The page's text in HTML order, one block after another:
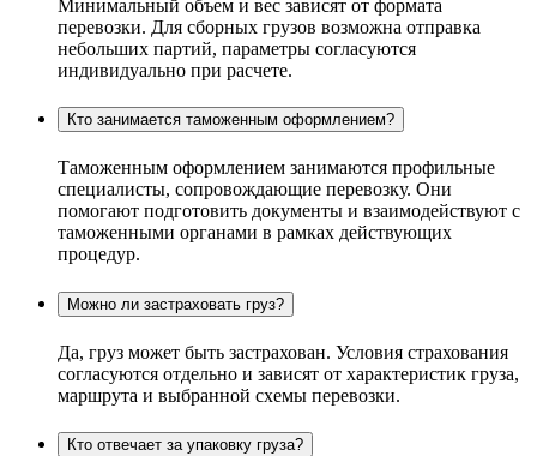
Минимальный объем и вес зависят от формата
перевозки. Для сборных грузов возможна отправка
небольших партий, параметры согласуются
индивидуально при расчете.
Кто занимается таможенным оформлением?
Таможенным оформлением занимаются профильные
специалисты, сопровождающие перевозку. Они
помогают подготовить документы и взаимодействуют с
таможенными органами в рамках действующих
процедур.
Можно ли застраховать груз?
Да, груз может быть застрахован. Условия страхования
согласуются отдельно и зависят от характеристик груза,
маршрута и выбранной схемы перевозки.
Кто отвечает за упаковку груза?